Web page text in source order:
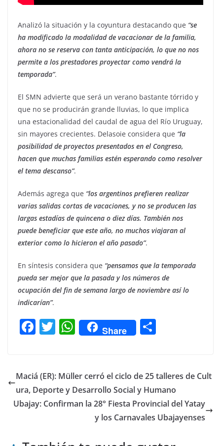
Analizó la situación y la coyuntura destacando que “se
ha modificado la modalidad de vacacionar de la familia,
ahora no se reserva con tanta anticipación, lo que no nos
permite a los prestadores proyectar como vendrá la
temporada”.
El SMN advierte que será un verano bastante tórrido y
que no se producirán grande lluvias, lo que implica
una estacionalidad del caudal de agua del Río Uruguay,
sin mayores crecientes. Delasoie considera que “la
posibilidad de proyectos presentados en el Congreso,
hacen que muchas familias estén esperando como resolver
el tema descanso”.
Además agrega que “los argentinos prefieren realizar
varias salidas cortas de vacaciones, y no se producen las
largas estadías de quincena o diez días. También nos
puede beneficiar que este año, no muchos viajaran al
exterior como lo hicieron el año pasado”.
En síntesis considera que “pensamos que la temporada
pueda ser mejor que la pasada y los números de
ocupación del fin de semana largo de noviembre así lo
indicarían”.
F
e
b
o
T
er
W
h
s
A
p
Share
p
ar
tir
Maciá (ER): Müller cerró el ciclo de 25 talleres de Cult
ura, Deporte y Desarrollo Social y Humano
Ubajay: Confirman la 28° Fiesta Provincial del Yatay
y los Carnavales Ubajayenses